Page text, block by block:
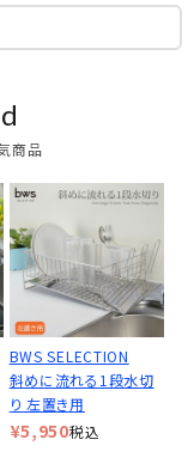
商品
BWS SELECTION
斜めに流れる1段水切
り 左置き用
¥5,950税込